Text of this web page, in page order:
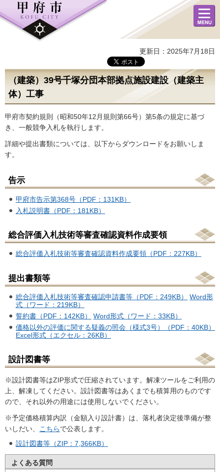
メニュ
ー
更新日：2025年7月18日
（建築）39号千塚分団本部拠点施設建設（建築主
体）工事
甲府市契約規則（昭和50年12月規則第66号）第5条の規定に基づ
き、一般競争入札を執行します。
詳細や提出書類については、以下からダウンロードをお願いしま
す。
告示
甲府市告示第368号（PDF：131KB）
入札説明書（PDF：181KB）
総合評価入札技術等審査確認資料作成要領
総合評価入札技術等審査確認資料作成要領（PDF：227KB）
提出書類等
総合評価入札技術等審査確認申請書等（PDF：249KB）
Word形
式（ワード：219KB）
誓約書（PDF：142KB）
Word形式（ワード：33KB）
価格以外の評価に関する疑義の照会（様式3号）（PDF：40KB）
Excel形式（エクセル：26KB）
設計図書等
※設計図書等はZIP形式で圧縮されています。解凍ツールをご利用の
上、解凍してください。設計図書等はあくまでも積算用のものです
ので、それ以外の用途には使用しないでください。
※予定価格積算内訳（金額入り設計書）は、落札者決定後準備が整
いしだい、
こちらで公表します。
設計図書等（ZIP：7,366KB）
よくある質問